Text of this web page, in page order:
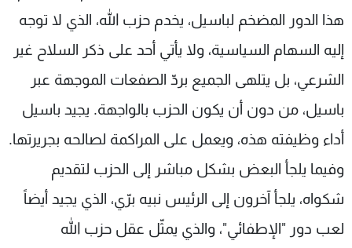
هذا الدور المضخم لباسيل، يخدم حزب الله، الذي لا توجه
إليه السهام السياسية، ولا يأتي أحد على ذكر السلاح غير
الشرعي، بل يتلهى الجميع بردّ الصفعات الموجهة عبر
باسيل، من دون أن يكون الحزب بالواجهة. يجيد باسيل
أداء وظيفته هذه، ويعمل على المراكمة لصالحه بجريرتها.
وفيما يلجأ البعض بشكل مباشر إلى الحزب لتقديم
شكواه، يلجأ آخرون إلى الرئيس نبيه برّي، الذي يجيد أيضاً
لعب دور "الإطفائي"، والذي يمثّل عقل حزب الله